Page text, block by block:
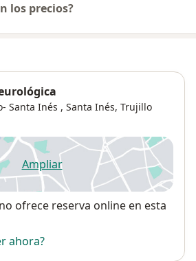
los precios?
Santa Inés , Santa Inés, Trujillo
Ampliarse abre en una nueva
ofrece reserva online en esta
ahora?